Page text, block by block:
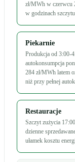
zł/MWh w czerwcu
w godzinach szczytu
Piekarnie
Produkcja od 3:00-
autokonsumpcja
284 zł/MWh latem
niż przy pełnej
Restauracje
Szczyt zużycia
dzienne
ułamek kosztu